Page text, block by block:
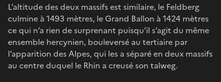
L’altitude des deux massifs est similaire, le Feldberg
culmine à 1493 mètres, le Grand Ballon à 1424 mètres
ce qui n’a rien de surprenant puisqu’il s’agit du même
ensemble hercynien, bouleversé au tertiaire par
l’apparition des Alpes, qui les a séparé en deux massifs
au centre duquel le Rhin a creusé son talweg.